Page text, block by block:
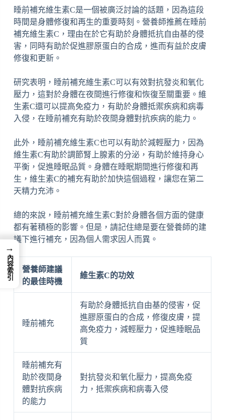
睡前補充維生素C是一個被廣泛討論的話題，因為這段
時間是身體修復和再生的重要時刻。營養師推薦在睡前
補充維生素C，理由在於它有助於身體抵抗自由基的侵
害，同時有助於促進膠原蛋白的合成，進而有益於皮膚
修復和更新。
研究表明，睡前補充維生素C可以有效對抗發炎和氧化
壓力，這對於身體在夜間進行修復和恢復至關重要。維
生素C還可以提高免疫力，有助於身體抵禦疾病和病毒
入侵，在睡前補充有助於夜間身體對抗疾病的能力。
此外，睡前補充維生素C也可以有助於減輕壓力，因為
維生素C有助於調節腎上腺素的分泌，有助於維持身心
平衡，促進睡眠品質。身體在睡眠期間進行修復和再
生，維生素C的補充有助於加快這個過程，讓您在第二
天精力充沛。
總的來說，睡前補充維生素C對於身體各個方面的健康
都有著積極的影響。但是，請記住總是要在營養師的建
議下進行補充，因為個人需求因人而異。
營養師建議
的最佳時機
維生素C的功效
睡前補充
有助於身體抵抗自由基的侵害，促
進膠原蛋白的合成，修復皮膚，提
高免疫力，減輕壓力，促進睡眠品
質
睡前補充有
助於夜間身
體對抗疾病
的能力
對抗發炎和氧化壓力，提高免疫
力，抵禦疾病和病毒入侵
→
內容索引